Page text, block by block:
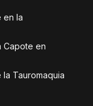
en la
Capote en
Tauromaquia